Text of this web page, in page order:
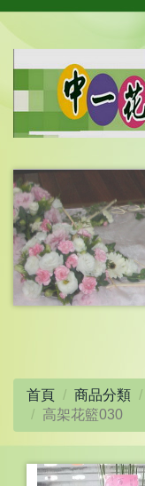
首頁 商品分類
高架花籃030